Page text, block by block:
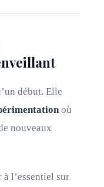
début. Elle
où
nouveaux
l’essentiel sur